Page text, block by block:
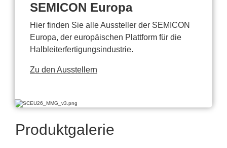
SEMICON Europa
Hier finden Sie alle Aussteller der SEMICON
Europa, der europäischen Plattform für die
Halbleiterfertigungsindustrie.
Zu den Ausstellern
Produktgalerie